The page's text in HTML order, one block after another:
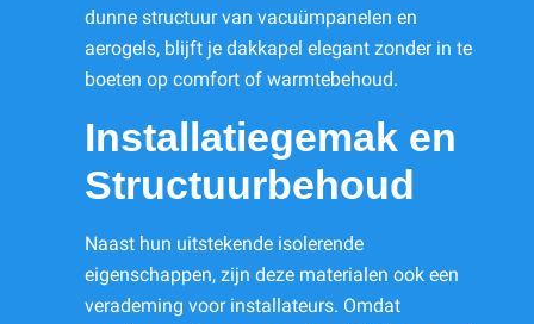
dunne structuur van vacuümpanelen en
aerogels, blijft je dakkapel elegant zonder in te
boeten op comfort of warmtebehoud.
Installatiegemak en
Structuurbehoud
Naast hun uitstekende isolerende
eigenschappen, zijn deze materialen ook een
verademing voor installateurs. Omdat